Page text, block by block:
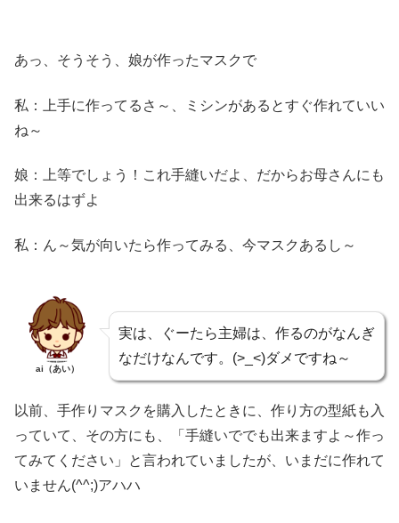
あっ、そうそう、娘が作ったマスクで
私：上手に作ってるさ～、ミシンがあるとすぐ作れていい
ね～
娘：上等でしょう！これ手縫いだよ、だからお母さんにも
出来るはずよ
私：ん～気が向いたら作ってみる、今マスクあるし～
ai（あい）
実は、ぐーたら主婦は、作るのがなんぎ
なだけなんです。(>_<)ダメですね～
以前、手作りマスクを購入したときに、作り方の型紙も入
っていて、その方にも、「手縫いででも出来ますよ～作っ
てみてください」と言われていましたが、いまだに作れて
いません(^^;)アハハ